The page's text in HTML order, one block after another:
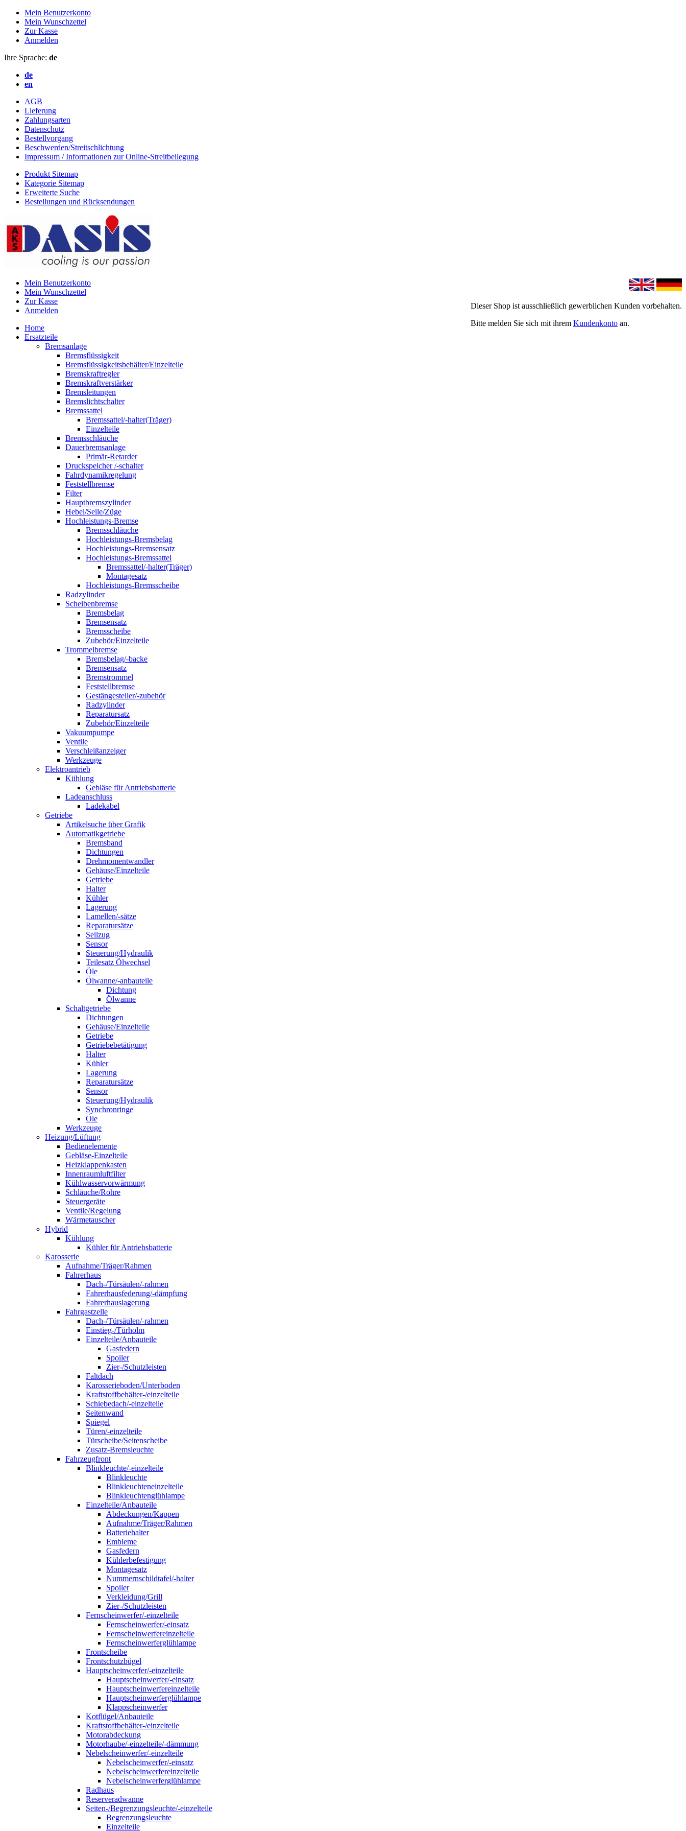
Mein Benutzerkonto
Mein Wunschzettel
Zur Kasse
Anmelden
Ihre Sprache: de
de
en
AGB
Lieferung
Zahlungsarten
Datenschutz
Bestellvorgang
Beschwerden/Streitschlichtung
Impressum / Informationen zur Online-Streitbeilegung
Produkt Sitemap
Kategorie Sitemap
Erweiterte Suche
Bestellungen und Rücksendungen
Dieser Shop ist ausschließlich gewerblichen Kunden vorbehalten.
Bitte melden Sie sich mit ihrem Kundenkonto an.
Mein Benutzerkonto
Mein Wunschzettel
Zur Kasse
Anmelden
Home
Ersatzteile
Bremsanlage
Bremsflüssigkeit
Bremsflüssigkeitsbehälter/Einzelteile
Bremskraftregler
Bremskraftverstärker
Bremsleitungen
Bremslichtschalter
Bremssattel
Bremssattel/-halter(Träger)
Einzelteile
Bremsschläuche
Dauerbremsanlage
Primär-Retarder
Druckspeicher /-schalter
Fahrdynamikregelung
Feststellbremse
Filter
Hauptbremszylinder
Hebel/Seile/Züge
Hochleistungs-Bremse
Bremsschläuche
Hochleistungs-Bremsbelag
Hochleistungs-Bremsensatz
Hochleistungs-Bremssattel
Bremssattel/-halter(Träger)
Montagesatz
Hochleistungs-Bremsscheibe
Radzylinder
Scheibenbremse
Bremsbelag
Bremsensatz
Bremsscheibe
Zubehör/Einzelteile
Trommelbremse
Bremsbelag/-backe
Bremsensatz
Bremstrommel
Feststellbremse
Gestängesteller/-zubehör
Radzylinder
Reparatursatz
Zubehör/Einzelteile
Vakuumpumpe
Ventile
Verschleißanzeiger
Werkzeuge
Elektroantrieb
Kühlung
Gebläse für Antriebsbatterie
Ladeanschluss
Ladekabel
Getriebe
Artikelsuche über Grafik
Automatikgetriebe
Bremsband
Dichtungen
Drehmomentwandler
Gehäuse/Einzelteile
Getriebe
Halter
Kühler
Lagerung
Lamellen/-sätze
Reparatursätze
Seilzug
Sensor
Steuerung/Hydraulik
Teilesatz Ölwechsel
Öle
Ölwanne/-anbauteile
Dichtung
Ölwanne
Schaltgetriebe
Dichtungen
Gehäuse/Einzelteile
Getriebe
Getriebebetätigung
Halter
Kühler
Lagerung
Reparatursätze
Sensor
Steuerung/Hydraulik
Synchronringe
Öle
Werkzeuge
Heizung/Lüftung
Bedienelemente
Gebläse-Einzelteile
Heizklappenkasten
Innenraumluftfilter
Kühlwasservorwärmung
Schläuche/Rohre
Steuergeräte
Ventile/Regelung
Wärmetauscher
Hybrid
Kühlung
Kühler für Antriebsbatterie
Karosserie
Aufnahme/Träger/Rahmen
Fahrerhaus
Dach-/Türsäulen/-rahmen
Fahrerhausfederung/-dämpfung
Fahrerhauslagerung
Fahrgastzelle
Dach-/Türsäulen/-rahmen
Einstieg-/Türholm
Einzelteile/Anbauteile
Gasfedern
Spoiler
Zier-/Schutzleisten
Faltdach
Karosserieboden/Unterboden
Kraftstoffbehälter-/einzelteile
Schiebedach/-einzelteile
Seitenwand
Spiegel
Türen/-einzelteile
Türscheibe/Seitenscheibe
Zusatz-Bremsleuchte
Fahrzeugfront
Blinkleuchte/-einzelteile
Blinkleuchte
Blinkleuchteneinzelteile
Blinkleuchtenglühlampe
Einzelteile/Anbauteile
Abdeckungen/Kappen
Aufnahme/Träger/Rahmen
Batteriehalter
Embleme
Gasfedern
Kühlerbefestigung
Montagesatz
Nummernschildtafel/-halter
Spoiler
Verkleidung/Grill
Zier-/Schutzleisten
Fernscheinwerfer/-einzelteile
Fernscheinwerfer/-einsatz
Fernscheinwerfereinzelteile
Fernscheinwerferglühlampe
Frontscheibe
Frontschutzbügel
Hauptscheinwerfer/-einzelteile
Hauptscheinwerfer/-einsatz
Hauptscheinwerfereinzelteile
Hauptscheinwerferglühlampe
Klappscheinwerfer
Kotflügel/Anbauteile
Kraftstoffbehälter-/einzelteile
Motorabdeckung
Motorhaube/-einzelteile/-dämmung
Nebelscheinwerfer/-einzelteile
Nebelscheinwerfer/-einsatz
Nebelscheinwerfereinzelteile
Nebelscheinwerferglühlampe
Radhaus
Reserveradwanne
Seiten-/Begrenzungsleuchte/-einzelteile
Begrenzungsleuchte
Einzelteile